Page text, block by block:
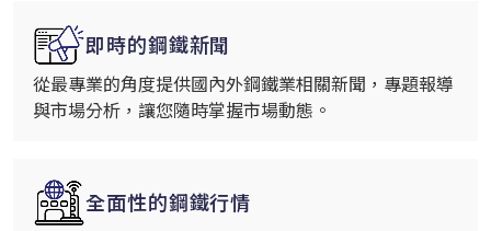
即時的鋼鐵新聞
從最專業的角度提供國內外鋼鐵業相關新聞，專題報導
與市場分析，讓您隨時掌握市場動態。
全面性的鋼鐵行情